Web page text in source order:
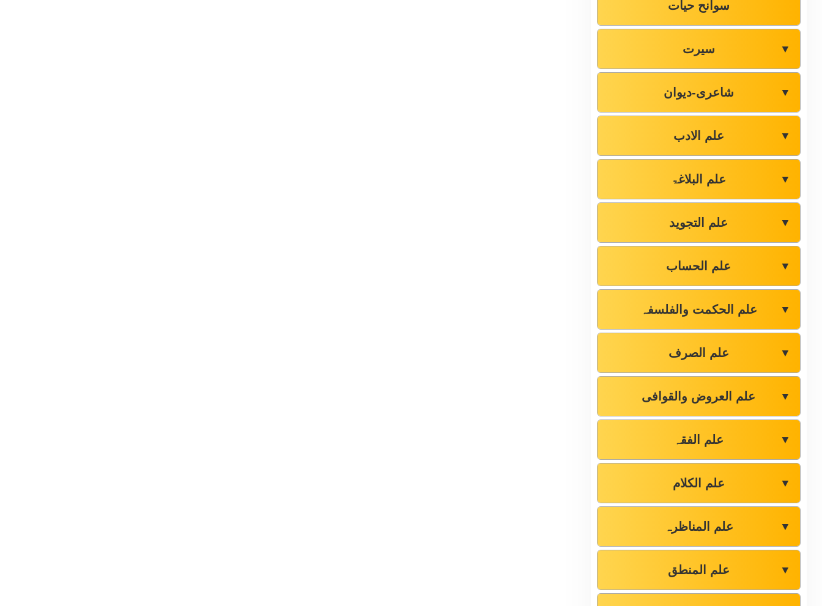
سوانح حیات
سیرت ▼
شاعری-دیوان ▼
علم الادب ▼
علم البلاغۃ ▼
علم التجوید ▼
علم الحساب ▼
علم الحکمت والفلسفہ ▼
علم الصرف ▼
علم العروض والقوافی ▼
علم الفقہ ▼
علم الکلام ▼
علم المناظرہ ▼
علم المنطق ▼